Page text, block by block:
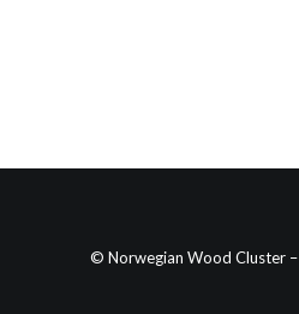
© Norwegian Wood Cluster –